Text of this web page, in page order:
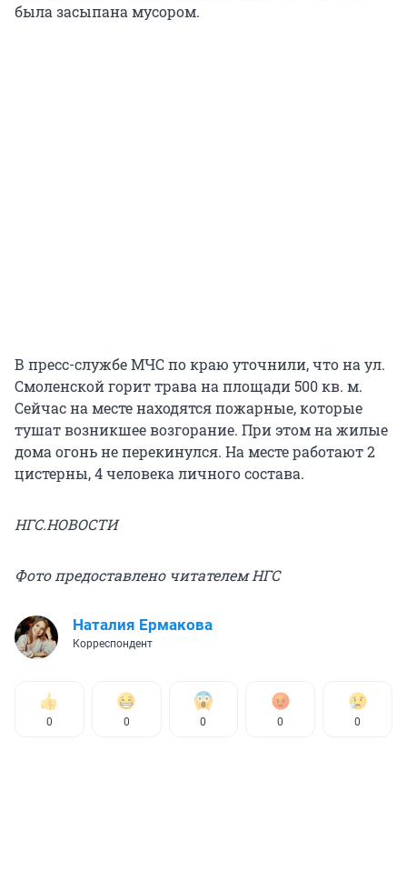
была засыпана мусором.
В пресс-службе МЧС по краю уточнили, что на ул.
Смоленской горит трава на площади 500 кв. м.
Сейчас на месте находятся пожарные, которые
тушат возникшее возгорание. При этом на жилые
дома огонь не перекинулся. На месте работают 2
цистерны, 4 человека личного состава.
НГС.НОВОСТИ
Фото предоставлено читателем НГС
Наталия Ермакова
Корреспондент
0 0 0 0 0